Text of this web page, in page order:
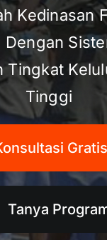
Kedinasan
Dengan
Tingkat
Tinggi
Gratis
Tanya